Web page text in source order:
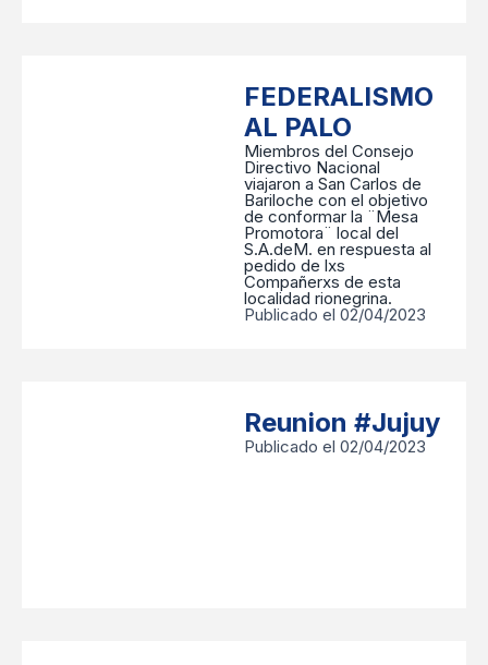
FEDERALISMO
AL PALO
Miembros del Consejo
Directivo Nacional
viajaron a San Carlos de
Bariloche con el objetivo
de conformar la ¨Mesa
Promotora¨ local del
S.A.deM. en respuesta al
pedido de lxs
Compañerxs de esta
localidad rionegrina.
Publicado el 02/04/2023
Reunion #Jujuy
Publicado el 02/04/2023